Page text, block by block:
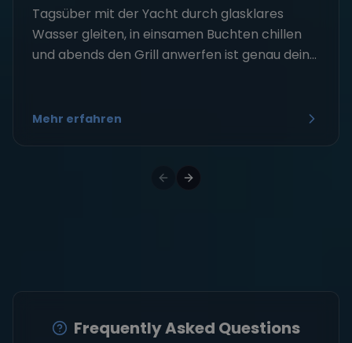
Tagsüber mit der Yacht durch glasklares
Wasser gleiten, in einsamen Buchten chillen
und abends den Grill anwerfen ist genau dein...
Mehr erfahren
Frequently Asked Questions